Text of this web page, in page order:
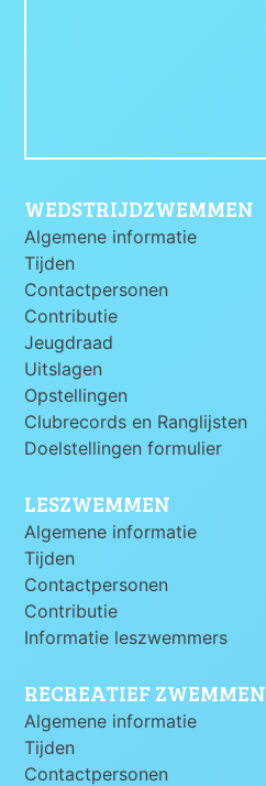
WEDSTRIJDZWEMMEN
Algemene informatie
Tijden
Contactpersonen
Contributie
Jeugdraad
Uitslagen
Opstellingen
Clubrecords en Ranglijsten
Doelstellingen formulier
LESZWEMMEN
Algemene informatie
Tijden
Contactpersonen
Contributie
Informatie leszwemmers
RECREATIEF ZWEMMEN
Algemene informatie
Tijden
Contactpersonen